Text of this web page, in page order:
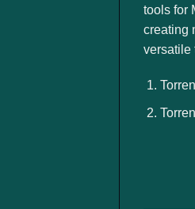
tools for
creating
versatile